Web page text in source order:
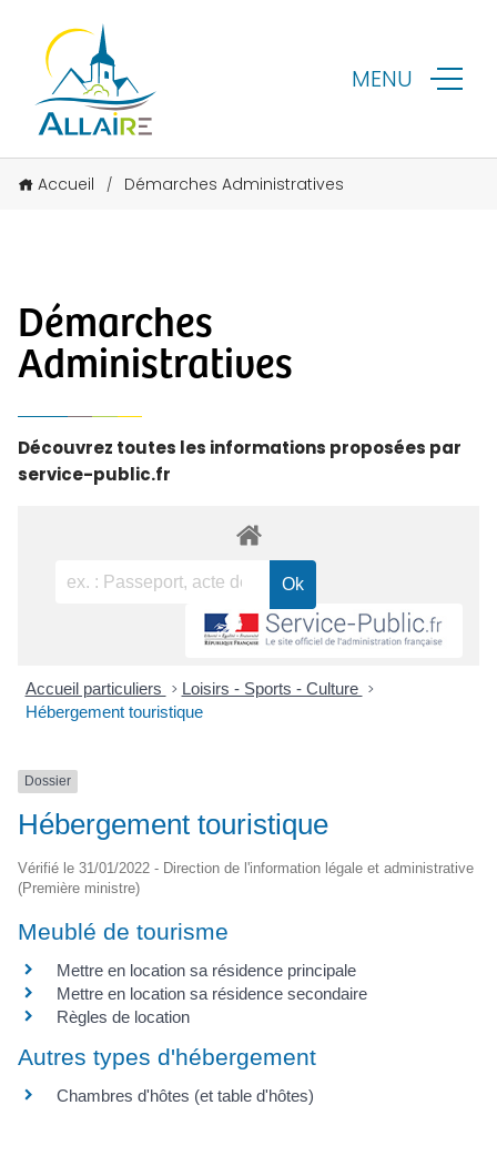
MENU
Accueil / Démarches Administratives
Démarches
Administratives
Découvrez toutes les informations proposées par
service-public.fr
Accueil particuliers > Loisirs - Sports - Culture >
Hébergement touristique
Dossier
Hébergement touristique
Vérifié le 31/01/2022 - Direction de l'information légale et administrative
(Première ministre)
Meublé de tourisme
Mettre en location sa résidence principale
Mettre en location sa résidence secondaire
Règles de location
Autres types d'hébergement
Chambres d'hôtes (et table d'hôtes)